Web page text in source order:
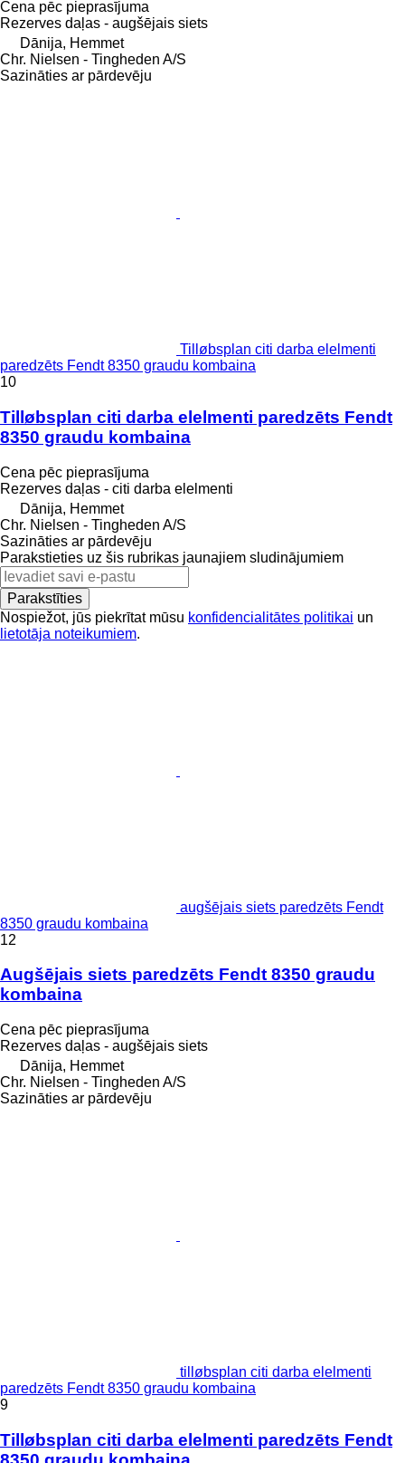
Cena pēc pieprasījuma
Rezerves daļas - augšējais siets
Dānija, Hemmet
Chr. Nielsen - Tingheden A/S
Sazināties ar pārdevēju
Tilløbsplan citi darba elelmenti
paredzēts Fendt 8350 graudu kombaina
10
Tilløbsplan citi darba elelmenti paredzēts Fendt
8350 graudu kombaina
Cena pēc pieprasījuma
Rezerves daļas - citi darba elelmenti
Dānija, Hemmet
Chr. Nielsen - Tingheden A/S
Sazināties ar pārdevēju
Parakstieties uz šis rubrikas jaunajiem sludinājumiem
Parakstīties
Nospiežot, jūs piekrītat mūsu konfidencialitātes politikai un
lietotāja noteikumiem.
augšējais siets paredzēts Fendt
8350 graudu kombaina
12
Augšējais siets paredzēts Fendt 8350 graudu
kombaina
Cena pēc pieprasījuma
Rezerves daļas - augšējais siets
Dānija, Hemmet
Chr. Nielsen - Tingheden A/S
Sazināties ar pārdevēju
tilløbsplan citi darba elelmenti
paredzēts Fendt 8350 graudu kombaina
9
Tilløbsplan citi darba elelmenti paredzēts Fendt